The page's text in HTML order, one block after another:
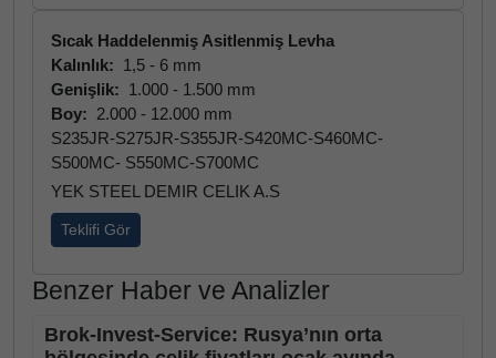
Sıcak Haddelenmiş Asitlenmiş Levha
Kalınlık: 1,5 - 6 mm
Genişlik: 1.000 - 1.500 mm
Boy: 2.000 - 12.000 mm
S235JR-S275JR-S355JR-S420MC-S460MC-
S500MC- S550MC-S700MC
YEK STEEL DEMIR CELIK A.S
Teklifi Gör
Benzer Haber ve Analizler
Brok-Invest-Service: Rusya’nın orta